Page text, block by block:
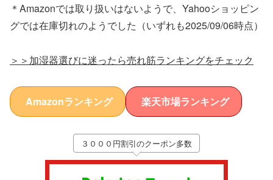
＊Amazonでは取り扱いはないようで、Yahooショッピン
グでは在庫切れのようでした（いずれも2025/09/06時点）
＞＞加湿器選びに迷ったら売れ筋ランキングをチェック
Amazonランキング 楽天市場ランキング
３０００円割引のクーポン多数